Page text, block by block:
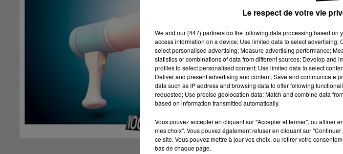
Le respect de votre vie
We and our (447) partnersdo the following data processing based on
access information on a device; Use limited data to select
select personalised advertising; Measure advertising performance;
statistics or combinations of data from different sources; Develop and
profiles to select personalised content; Use limited data to select
Deliver and present advertising and content; Save and communicate
data such as IP address and browsing data to offer following
requested; Use precise geolocation data; Match and combine data
based on information transmitted automatically.
Vous pouvez accepter en cliquant sur "Accepter et fermer", ou affiner
mes choix". Vous pouvez également refuser en cliquant sur
ce site. Vous pouvez mettre à jour vos choix, ou retirer votre
bas de chaque page.